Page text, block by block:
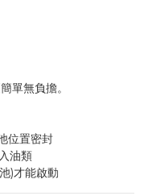
單無負擔。
位置密封
油類
)才能啟動